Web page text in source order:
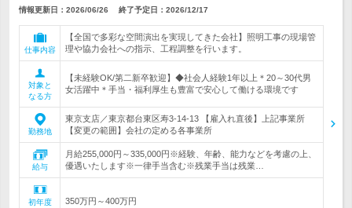
情報更新日：2026/06/26 終了予定日： 2026/12/17
仕事内容
【全国で多彩な空間演出を実現してきた会社】照明工事の現場管
理や協力会社への指示、工程調整を行います。
対象と
なる方
【未経験OK/第二新卒歓迎】◆社会人経験1年以上＊20～30代男
女活躍中＊手当・福利厚生も豊富で安心して働ける環境です
勤務地
東京支店／東京都台東区寿3-14-13 【雇入れ直後】上記事業所
【変更の範囲】会社の定める各事業所
給与
月給255,000円～335,000円※経験、年齢、能力などを考慮の上、
優遇いたします※一律手当含む※残業手当は残業…
初年度
350万円～400万円